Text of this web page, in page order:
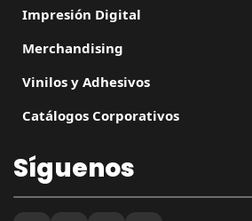
Impresión Digital
Merchandising
Vinilos y Adhesivos
Catálogos Corporativos
Síguenos